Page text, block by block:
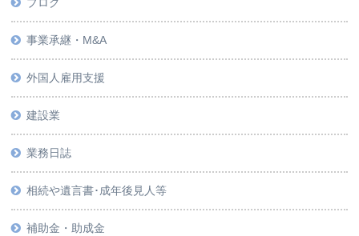
事業承継・M&A
外国人雇用支援
建設業
業務日誌
相続や遺言書･成年後見人等
補助金・助成金